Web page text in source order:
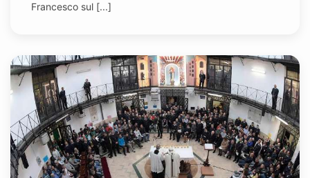
Francesco sul [...]